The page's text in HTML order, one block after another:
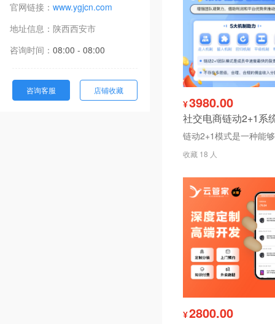
官网链接： www.ygjcn.com
地址信息： 陕西西安市
咨询时间： 08:00 - 08:00
咨询客服 店铺收藏
¥3980.00
收藏 18 人
¥2800.00